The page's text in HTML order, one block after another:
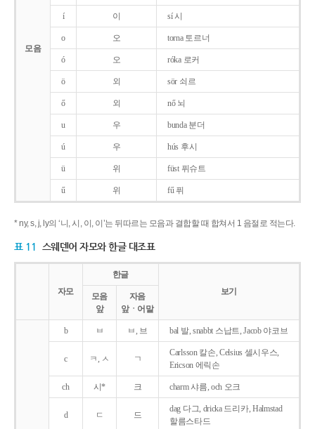
모음
í 이 sí 시
o 오 torna 토르너
ó 오 róka 로커
ö 외 sör 쇠르
ő 외 nő 뇌
u 우 bunda 분더
ú 우 hús 후시
ü 위 füst 퓌슈트
ű 위 fű 퓌
* ny, s, j, ly의 ‘니, 시, 이, 이’는 뒤따르는 모음과 결합할 때 합쳐서 1 음절로 적는다.
표 11 스웨덴어 자모와 한글 대조표
자모
한글
보기
모음
앞
자음
앞ㆍ어말
b ㅂ ㅂ, 브 bal 발, snabbt 스납트, Jacob 야코브
c ㅋ, ㅅ ㄱ
Carlsson 칼손, Celsius 셀시우스,
Ericson 에릭손
ch 시* 크 charm 샤름, och 오크
d ㄷ 드
dag 다그, dricka 드리카, Halmstad
할름스타드